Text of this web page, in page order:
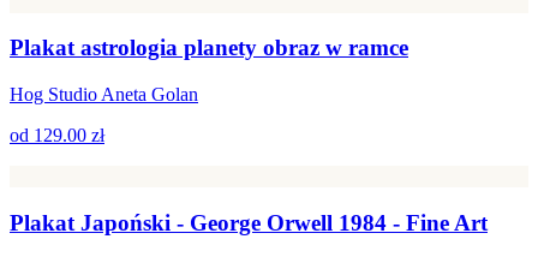
Plakat astrologia planety obraz w ramce
Hog Studio Aneta Golan
od 129.00 zł
Plakat Japoński - George Orwell 1984 - Fine Art